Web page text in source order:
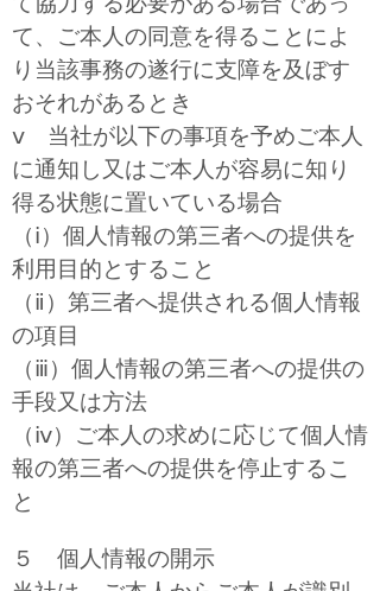
て、ご本人の同意を得ることによ
り当該事務の遂行に支障を及ぼす
おそれがあるとき
ⅴ 当社が以下の事項を予めご本人
に通知し又はご本人が容易に知り
得る状態に置いている場合
（ⅰ）個人情報の第三者への提供を
利用目的とすること
（ⅱ）第三者へ提供される個人情報
の項目
（ⅲ）個人情報の第三者への提供の
手段又は方法
（ⅳ）ご本人の求めに応じて個人情
報の第三者への提供を停止するこ
と
５ 個人情報の開示